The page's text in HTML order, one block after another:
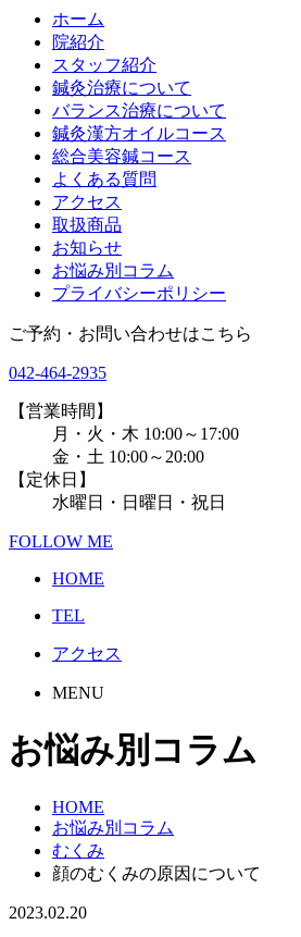
ホーム
院紹介
スタッフ紹介
鍼灸治療について
バランス治療について
鍼灸漢方オイルコース
総合美容鍼コース
よくある質問
アクセス
取扱商品
お知らせ
お悩み別コラム
プライバシーポリシー
ご予約・お問い合わせはこちら
042-464-2935
【営業時間】
月・火・木 10:00～17:00
金・土 10:00～20:00
【定休日】
水曜日・日曜日・祝日
FOLLOW ME
HOME
TEL
アクセス
MENU
お悩み別コラム
HOME
お悩み別コラム
むくみ
顔のむくみの原因について
2023.02.20